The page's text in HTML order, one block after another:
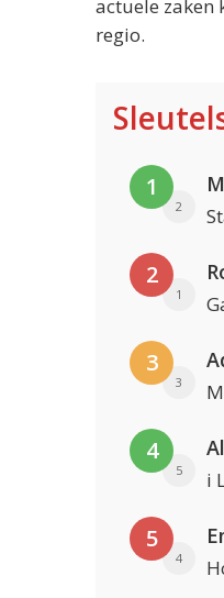
actuele zaken
regio.
1
2
2
1
3
3
4
5 i
5
4